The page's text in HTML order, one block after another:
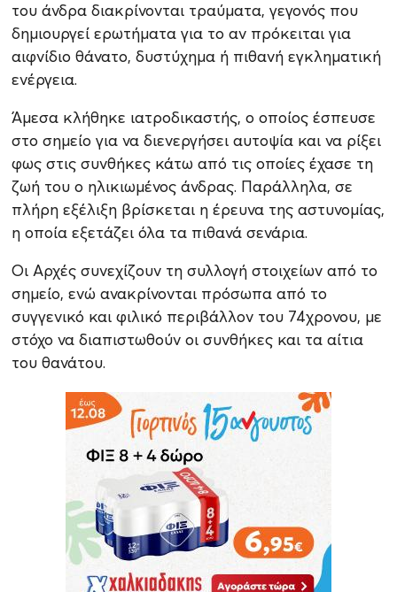
του άνδρα διακρίνονται τραύματα, γεγονός που
δημιουργεί ερωτήματα για το αν πρόκειται για
αιφνίδιο θάνατο, δυστύχημα ή πιθανή εγκληματική
ενέργεια.
Άμεσα κλήθηκε ιατροδικαστής, ο οποίος έσπευσε
στο σημείο για να διενεργήσει αυτοψία και να ρίξει
φως στις συνθήκες κάτω από τις οποίες έχασε τη
ζωή του ο ηλικιωμένος άνδρας. Παράλληλα, σε
πλήρη εξέλιξη βρίσκεται η έρευνα της αστυνομίας,
η οποία εξετάζει όλα τα πιθανά σενάρια.
Οι Αρχές συνεχίζουν τη συλλογή στοιχείων από το
σημείο, ενώ ανακρίνονται πρόσωπα από το
συγγενικό και φιλικό περιβάλλον του 74χρονου, με
στόχο να διαπιστωθούν οι συνθήκες και τα αίτια
του θανάτου.